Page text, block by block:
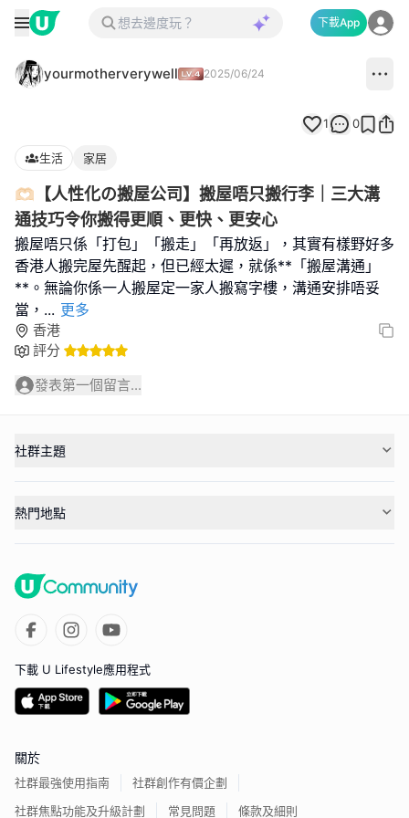
下載App
yourmotherverywell 2025/06/24
1 0
生活 家居
🫶🏻【人性化の搬屋公司】搬屋唔只搬行李｜三大溝
通技巧令你搬得更順、更快、更安心
搬屋唔只係「打包」「搬走」「再放返」，其實有樣野好多
香港人搬完屋先醒起，但已經太遲，就係**「搬屋溝通」
**。無論你係一人搬屋定一家人搬寫字樓，溝通安排唔妥
當， ... 更多
香港
評分
發表第一個留言...
社群主題
熱門地點
下載 U Lifestyle應用程式
關於
社群最強使用指南
社群創作有價企劃
社群焦點功能及升級計劃
常見問題 條款及細則